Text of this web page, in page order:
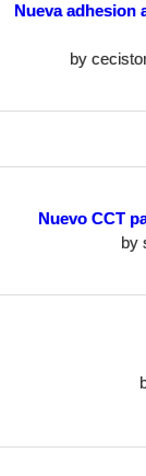
Nueva adhesion
by
Nuevo CCT
by